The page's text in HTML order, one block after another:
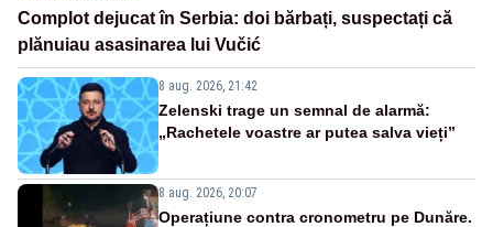
Complot dejucat în Serbia: doi bărbați, suspectați că
plănuiau asasinarea lui Vučić
8 aug. 2026, 21:42
Zelenski trage un semnal de alarmă:
„Rachetele voastre ar putea salva vieți”
8 aug. 2026, 20:07
Operațiune contra cronometru pe Dunăre.